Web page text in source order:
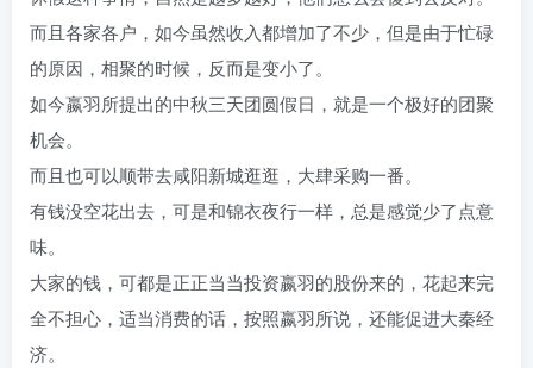
而且各家各户，如今虽然收入都增加了不少，但是由于忙碌
的原因，相聚的时候，反而是变小了。
如今嬴羽所提出的中秋三天团圆假日，就是一个极好的团聚
机会。
而且也可以顺带去咸阳新城逛逛，大肆采购一番。
有钱没空花出去，可是和锦衣夜行一样，总是感觉少了点意
味。
大家的钱，可都是正正当当投资嬴羽的股份来的，花起来完
全不担心，适当消费的话，按照嬴羽所说，还能促进大秦经
济。